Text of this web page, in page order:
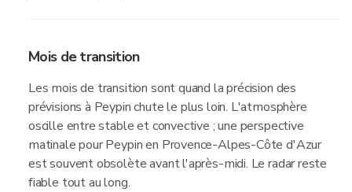
Mois de transition
Les mois de transition sont quand la précision des
prévisions à Peypin chute le plus loin. L'atmosphère
oscille entre stable et convective ; une perspective
matinale pour Peypin en Provence-Alpes-Côte d'Azur
est souvent obsolète avant l'après-midi. Le radar reste
fiable tout au long.